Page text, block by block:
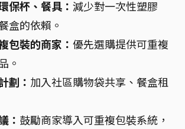
保杯、餐具： 減少對一次性塑膠
盒的依賴。
包裝的商家： 優先選購提供可重複
。
劃： 加入社區購物袋共享、餐盒租
： 鼓勵商家導入可重複包裝系統，